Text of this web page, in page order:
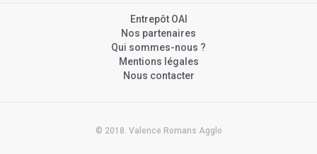
Entrepôt OAI
Nos partenaires
Qui sommes-nous ?
Mentions légales
Nous contacter
© 2018. Valence Romans Agglo